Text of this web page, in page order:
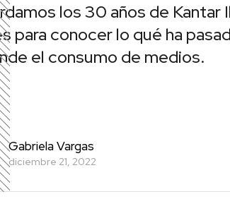
los 30 años de
para conocer lo qué ha
el consumo de medios.
Gabriela Vargas
diciembre 21, 2022